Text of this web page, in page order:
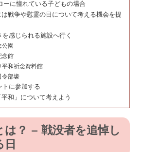
ーに憧れている子どもの場合
戦争や慰霊の日について考える機会を提
感じられる施設へ行く
公園
念館
平和祈念資料館
令部壕
トに参加する
和」について考えよう
は？ – 戦没者を追悼し
日